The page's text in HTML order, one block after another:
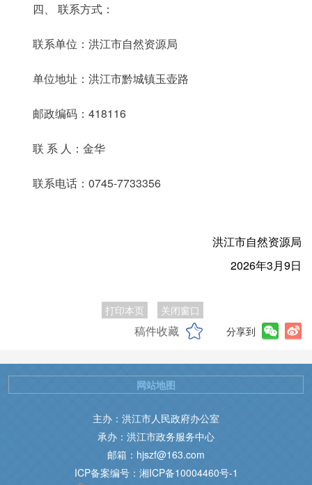
四、 联系方式：
联系单位：洪江市自然资源局
单位地址：洪江市黔城镇玉壶路
邮政编码：418116
联 系 人：金华
联系电话：0745-7733356
洪江市自然资源局
2026年3月9日
打印本页 关闭窗口
稿件收藏 分享到
主办：洪江市人民政府办公室
承办：洪江市政务服务中心
邮箱：hjszf@163.com
ICP备案编号：湘ICP备10004460号-1
网站地图